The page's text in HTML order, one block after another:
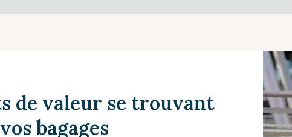
de valeur se trouvant
bagages